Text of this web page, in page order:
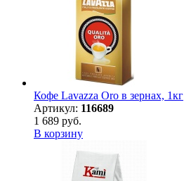
Кофе Lavazza Oro в зернах, 1кг
Артикул: 116689
1 689 руб.
В корзину